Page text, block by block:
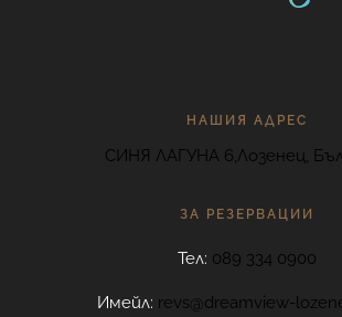
НАШИЯ АДРЕС
СИНЯ ЛАГУНА 6,Лозенец,
ЗА РЕЗЕРВАЦИИ
Тел: 089 334 0900
Имейл: revs@dreamview-